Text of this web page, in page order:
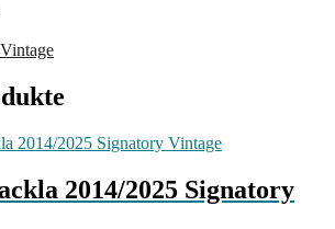
2014/2025 Signatory